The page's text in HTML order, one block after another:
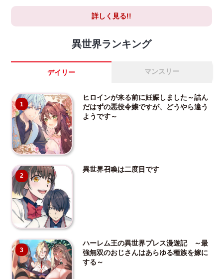
詳しく見る!!
異世界ランキング
デイリー マンスリー
1
ヒロインが来る前に妊娠しました～詰ん
だはずの悪役令嬢ですが、どうやら違う
ようです～
2
異世界召喚は二度目です
3
ハーレム王の異世界プレス漫遊記 ～最
強無双のおじさんはあらゆる種族を嫁に
する～